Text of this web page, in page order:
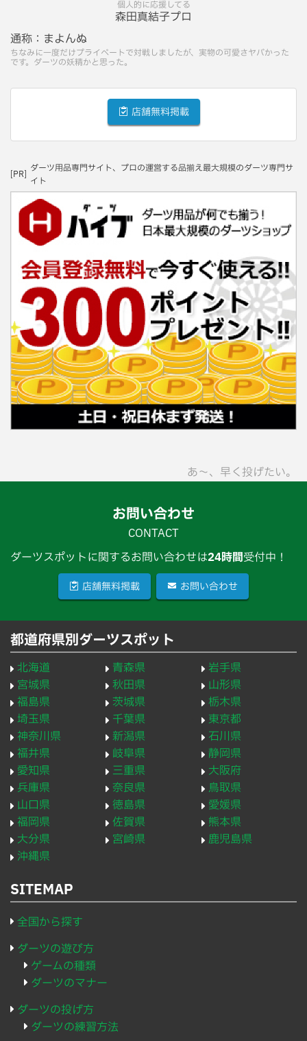
個人的に応援してる
森田真結子プロ
通称： まよんぬ
ちなみに一度だけプライベートで対戦しましたが、実物の可愛さヤバかった
です。ダーツの妖精かと思った。
店舗無料掲載
[PR]
ダーツ用品専門サイト、プロの運営する品揃え最大規模のダーツ専門サ
イト
あ〜、早く投げたい。
お問い合わせ
CONTACT
ダーツスポットに関するお問い合わせは24時間受付中！
店舗無料掲載 お問い合わせ
都道府県別ダーツスポット
北海道 青森県
岩手県
宮城県
秋田県
山形県
福島県
茨城県
栃木県
埼玉県
千葉県
東京都
神奈川県
新潟県
石川県
福井県
岐阜県
静岡県
愛知県
三重県
大阪府
兵庫県
奈良県
鳥取県
山口県
徳島県
愛媛県
福岡県
佐賀県
熊本県
大分県
宮崎県
鹿児島県
沖縄県
SITEMAP
全国から探す
ダーツの遊び方
ゲームの種類
ダーツのマナー
ダーツの投げ方
ダーツの練習方法